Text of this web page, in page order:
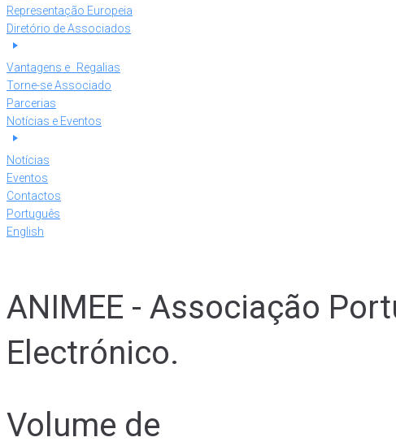
Representação Europeia
Diretório de Associados
Vantagens e Regalias
Torne-se Associado
Parcerias
Notícias e Eventos
Notícias
Eventos
Contactos
Português
English
ANIMEE - Associação
Electrónico.
Volume de